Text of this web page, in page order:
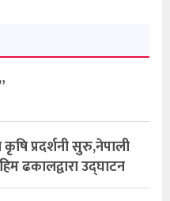
कृषि प्रदर्शनी सुरु,नेपाली
ढकालद्वारा उद्घाटन